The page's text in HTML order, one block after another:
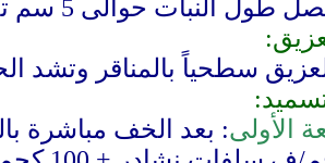
حوالى 5 سم تخف بحيث تجعل المسافة بين النباتات 5 سم.
سطحياً بالمناقر وتشد
: بعد الخف مباشرة